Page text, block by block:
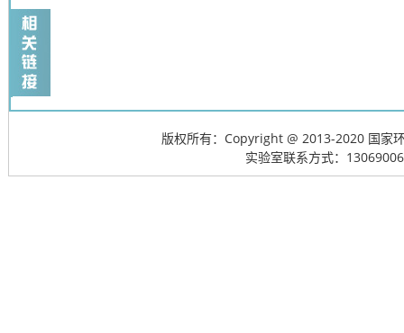
版权所有：Copyright @ 2013-2020 国家
实验室联系方式：